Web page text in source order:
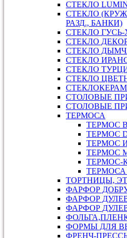
СТЕКЛО
СТЕКЛО
РАЗД., БАНКИ)
СТЕКЛО
СТЕКЛО
СТЕКЛО
СТЕКЛО
СТЕКЛО
СТЕКЛО
СТОЛОВЫЕ
СТОЛОВЫЕ
ТЕРМОСА
ТЕРМОС
ТЕРМОС
ТЕРМОС
ТЕРМОС
ТЕРМОС-
ТОРТНИЦЫ,
ФАРФОР
ФАРФОР
ФАРФОР
ФОРМЫ ДЛЯ
ФРЕНЧ-